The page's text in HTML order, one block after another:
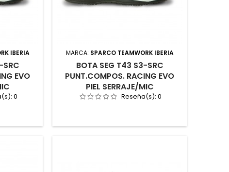
IBERIA
SRC
EVO
0
MARCA: SPARCO TEAMWORK IBERIA
BOTA SEG T43 S3-SRC
PUNT.COMPOS. RACING EVO
PIEL SERRAJE/MIC
Reseña(s): 0